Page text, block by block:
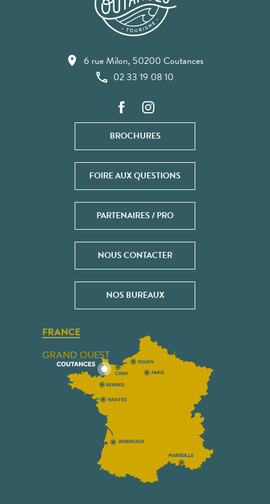
6 rue Milon, 50200 Coutances
02 33 19 08 10
BROCHURES
FOIRE AUX QUESTIONS
PARTENAIRES / PRO
NOUS CONTACTER
NOS BUREAUX
FRANCE
GRAND OUEST